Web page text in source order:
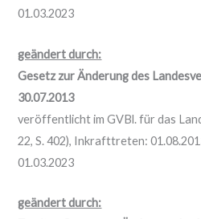
01.03.2023
geändert durch:
Gesetz zur Änderung des
30.07.2013
veröffentlicht im GVBl. für das
22, S. 402), Inkrafttreten:
01.03.2023
geändert durch: